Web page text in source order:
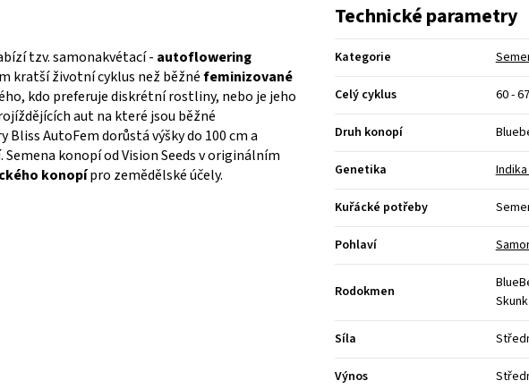
tzv. samonakvétací - autoflowering
kratší životní cyklus než běžnéfeminizované
kdo preferuje diskrétní rostliny, nebo je jeho
aut na které jsou běžné
AutoFem dorůstá výšky do 100 cm a
Semena konopí od Vision Seeds v originálním
konopípro zemědělské účely.
Technické parametry
Kategorie
Celý cyklus 60 -
Druh konopí
Genetika
Kuřácké potřeby
Pohlaví
Rodokmen
Síla
Výnos